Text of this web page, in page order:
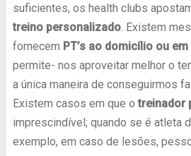
suficientes, os health clubs
treino personalizado. Existem
fornecem PT’s ao domicílio ou
permite- nos aproveitar melhor o
a única maneira de conseguirmos
Existem casos em que otreinador
imprescindível; quando se é atleta
exemplo, em caso de lesões,